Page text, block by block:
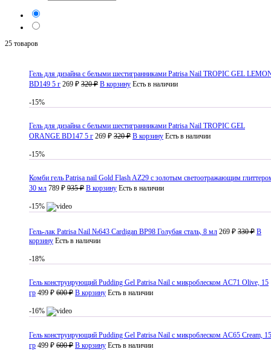
25 товаров
Гель для дизайна с белыми шестигранниками Patrisa Nail TROPIC GEL
BD149 5 г 269 ₽ 320 ₽ В корзину Есть в наличии
-15%
Гель для дизайна с белыми шестигранниками Patrisa Nail TROPIC GEL
ORANGE BD147 5 г 269 ₽ 320 ₽ В корзину Есть в наличии
-15%
Комби гель Patrisa nail Gold Flash AZ29 с золотым светоотражающим
30 мл 789 ₽ 935 ₽ В корзину Есть в наличии
-15%
Гель-лак Patrisa Nail №643 Cardigan BP98 Голубая сталь, 8 мл 269 ₽ 330 ₽ В
корзину Есть в наличии
-18%
Гель конструирующий Pudding Gel Patrisa Nail с микроблеском AC71 Olive, 15
гр 499 ₽ 600 ₽ В корзину Есть в наличии
-16%
Гель конструирующий Pudding Gel Patrisa Nail с микроблеском AC65 Cream, 15
гр 499 ₽ 600 ₽ В корзину Есть в наличии